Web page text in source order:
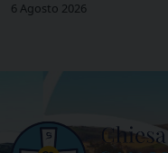
Skip6 Agosto 2026